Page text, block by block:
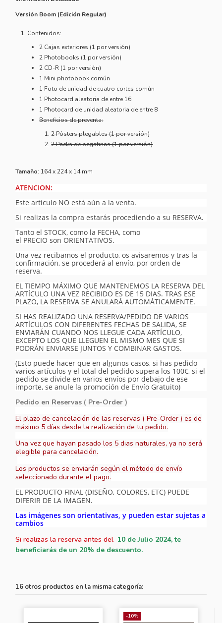
Versión Boom (Edición Regular)
Contenidos:
2 Cajas exteriores (1 por versión)
2 Photobooks (1 por versión)
2 CD-R (1 por versión)
1 Mini photobook común
1 Foto de unidad de cuatro cortes común
1 Photocard aleatoria de entre 16
1 Photocard de unidad aleatoria de entre 8
Beneficios de preventa:
2 Pósters plegables (1 por versión)
2 Packs de pegatinas (1 por versión)
Tamaño: 164 x 224 x 14 mm
ATENCION:
Este artículo NO está aún a la venta.
Si realizas la compra estarás procediendo a su RESERVA.
Tanto el STOCK, como la FECHA, como
el PRECIO son ORIENTATIVOS.
Una vez recibamos el producto, os avisaremos y tras la
confirmación, se procederá al envío, por orden de
reserva.
EL TIEMPO MÁXIMO QUE MANTENEMOS LA RESERVA DEL
ARTÍCULO UNA VEZ RECIBIDO ES DE 15 DIAS. TRAS ESE
PLAZO, LA RESERVA SE ANULARÁ AUTOMÁTICAMENTE.
SI HAS REALIZADO UNA RESERVA/PEDIDO DE VARIOS
ARTÍCULOS CON DIFERENTES FECHAS DE SALIDA, SE
ENVIARÁN CUANDO NOS LLEGUE CADA ARTÍCULO,
EXCEPTO LOS QUE LLEGUEN EL MISMO MES QUE SI
PODRÁN ENVIARSE JUNTOS Y COMBINAR GASTOS.
(Esto puede hacer que en algunos casos, si has pedido
varios artículos y el total del pedido supera los 100€, si el
pedido se divide en varios envíos por debajo de ese
importe, se anule la promoción de Envío Gratuito)
Pedido en Reservas ( Pre-Order )
El plazo de cancelación de las reservas ( Pre-Order ) es de
máximo 5 días desde la realización de tu pedido.
Una vez que hayan pasado los 5 dias naturales, ya no será
elegible para cancelación.
Los productos se enviarán según el método de envío
seleccionado durante el pago.
EL PRODUCTO FINAL (DISEÑO, COLORES, ETC) PUEDE
DIFERIR DE LA IMAGEN.
Las imágenes son orientativas, y pueden estar sujetas a
cambios
Si realizas la reserva antes del 10 de Julio 2024, te
beneficiarás de un 20% de descuento.
16 otros productos en la misma categoría:
-10%